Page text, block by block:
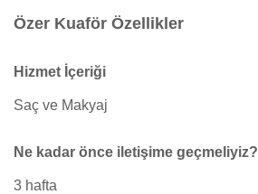
Özer Kuaför Özellikler
Hizmet İçeriği
Saç ve Makyaj
Ne kadar önce iletişime geçmeliyiz?
3 hafta